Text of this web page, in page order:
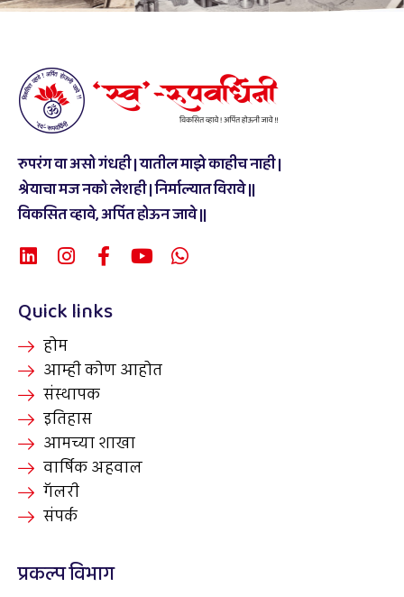
रुपरंग वा असो गंधही | यातील माझे काहीच नाही |
श्रेयाचा मज नको लेशही | निर्माल्यात विरावे ||
विकसित व्हावे, अर्पित होऊन जावे ||
Quick links
होम
आम्ही कोण आहोत
संस्थापक
इतिहास
आमच्या शाखा
वार्षिक अहवाल
गॅलरी
संपर्क
प्रकल्प विभाग